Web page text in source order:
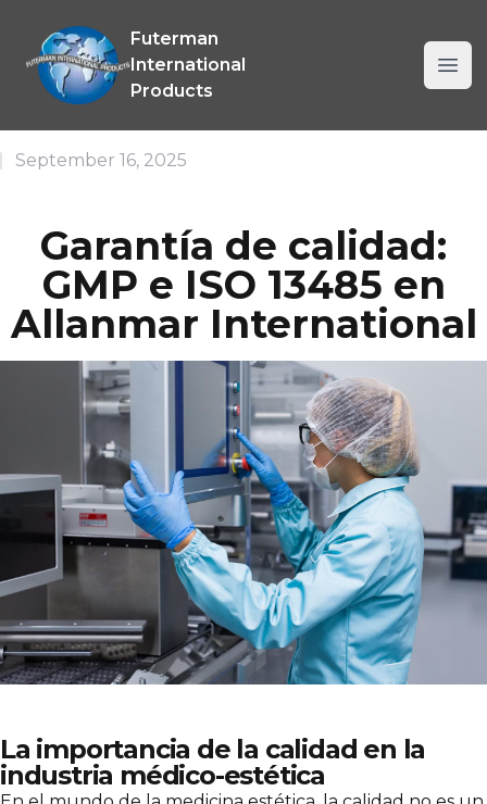
Allanmar International Company SRL
Futerman
International
Products
September 16, 2025
Garantía de calidad:
GMP e ISO 13485 en
Allanmar International
La importancia de la calidad en la
industria médico-estética